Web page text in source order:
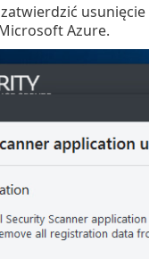
Azure.